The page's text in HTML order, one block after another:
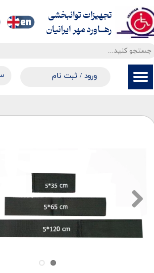
ورود / ثبت نام
حساب کاربری من
سفارشات
خروج از حساب کاربری
تجهیزات توانبخشی
​​​​​​​رهــاورد مهر ایرانیان